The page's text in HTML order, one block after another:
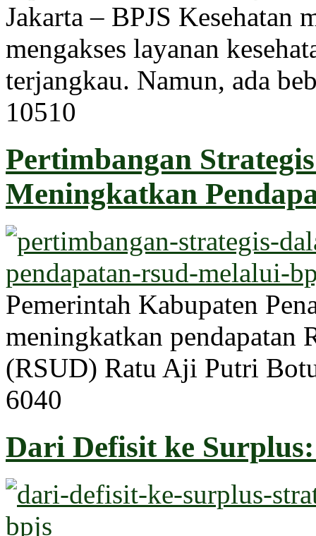
Jakarta – BPJS Kesehatan
mengakses layanan
terjangkau. Namun, ada
10510
Pertimbangan
Meningkatkan
Pemerintah Kabupaten
meningkatkan pendapatan
(RSUD) Ratu Aji Putri
6040
Dari Defisit ke